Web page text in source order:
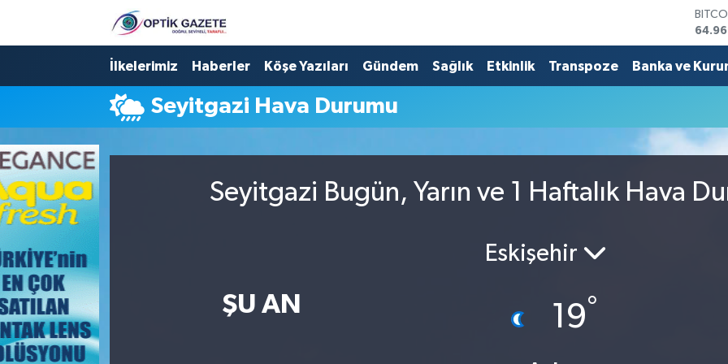
GRAM
İlkelerimiz Haberler Köşe Yazıları Gündem Sağlık Etkinlik Transpoze Banka ve
Seyitgazi Hava Durumu
Seyitgazi Bugün, Yarın ve 1 Haftalık Hava
ŞU AN
Eskişehir
19°
Nöbetçi Eczaneler
Hava Durumu
İstanbul Namaz Vakitleri
Trafik Durumu
Süper Lig Puan Durumu ve Fikstür
Tüm Manşetler
Son Dakika Haberleri
Haber Arşivi